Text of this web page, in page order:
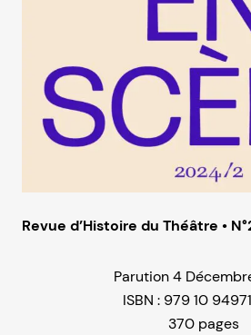
Revue d’Histoire du Théâtre •
Parution 4
ISBN : 979 10
370 pages